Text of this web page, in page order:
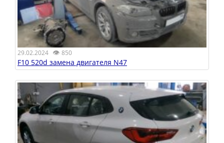
29.02.2024 👁 850
F10 520d замена двигателя N47